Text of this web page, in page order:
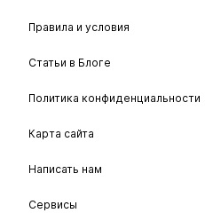
Правила и условия
Статьи в Блоге
Политика конфиденциальности
Карта сайта
Написать нам
Сервисы